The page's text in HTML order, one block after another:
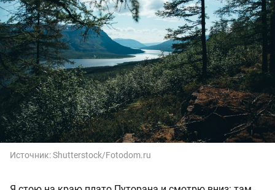
Источник:Shutterstock/Fotodom.ru